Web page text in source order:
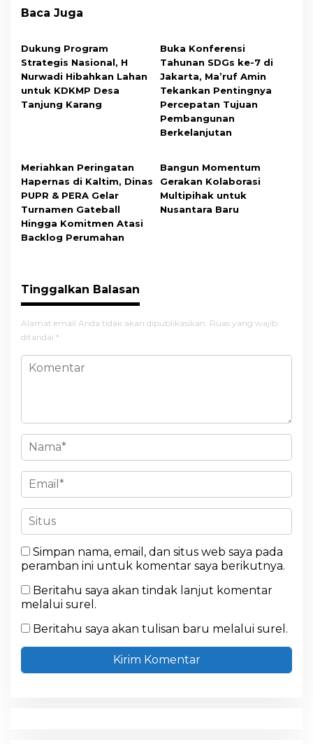
Baca Juga
Dukung Program
Strategis Nasional, H
Nurwadi Hibahkan Lahan
untuk KDKMP Desa
Tanjung Karang
Buka Konferensi
Tahunan SDGs ke-7 di
Jakarta, Ma’ruf Amin
Tekankan Pentingnya
Percepatan Tujuan
Pembangunan
Berkelanjutan
Meriahkan Peringatan
Hapernas di Kaltim, Dinas
PUPR & PERA Gelar
Turnamen Gateball
Hingga Komitmen Atasi
Backlog Perumahan
Bangun Momentum
Gerakan Kolaborasi
Multipihak untuk
Nusantara Baru
Tinggalkan Balasan
Alamat email Anda tidak akan dipublikasikan. Ruas yang wajib
ditandai *
Simpan nama, email, dan situs web saya pada
peramban ini untuk komentar saya berikutnya.
Beritahu saya akan tindak lanjut komentar
melalui surel.
Beritahu saya akan tulisan baru melalui surel.